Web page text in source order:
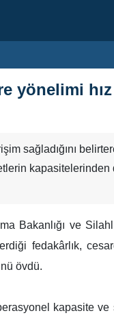
yönelimi hız
sağladığını
Bakanlığı ve
fedakârlık,
övdü.
kapasite ve